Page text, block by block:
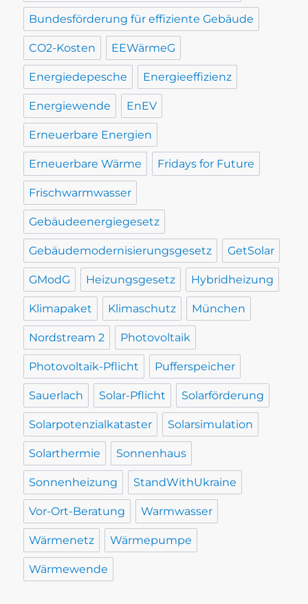
Bundesförderung für effiziente Gebäude
CO2-Kosten EEWärmeG
Energiedepesche Energieeffizienz
Energiewende EnEV
Erneuerbare Energien
Erneuerbare Wärme Fridays for Future
Frischwarmwasser
Gebäudeenergiegesetz
Gebäudemodernisierungsgesetz GetSolar
GModG Heizungsgesetz Hybridheizung
Klimapaket Klimaschutz München
Nordstream 2 Photovoltaik
Photovoltaik-Pflicht Pufferspeicher
Sauerlach Solar-Pflicht Solarförderung
Solarpotenzialkataster Solarsimulation
Solarthermie Sonnenhaus
Sonnenheizung StandWithUkraine
Vor-Ort-Beratung Warmwasser
Wärmenetz Wärmepumpe
Wärmewende